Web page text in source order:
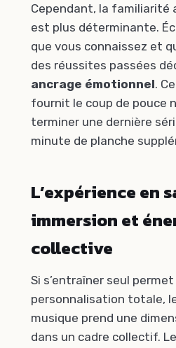
Cependant, la familiarité
est plus déterminante.
que vous connaissez et
des réussites passées
ancrage émotionnel.
fournit le coup de pouce
terminer une dernière
minute de planche
L’expérience en
immersion et
collective
Si s’entraîner seul permet
personnalisation totale,
musique prend une
dans un cadre collectif.